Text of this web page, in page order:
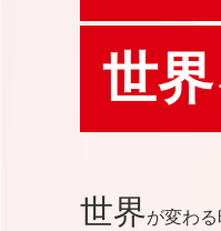
世
世界が変わ